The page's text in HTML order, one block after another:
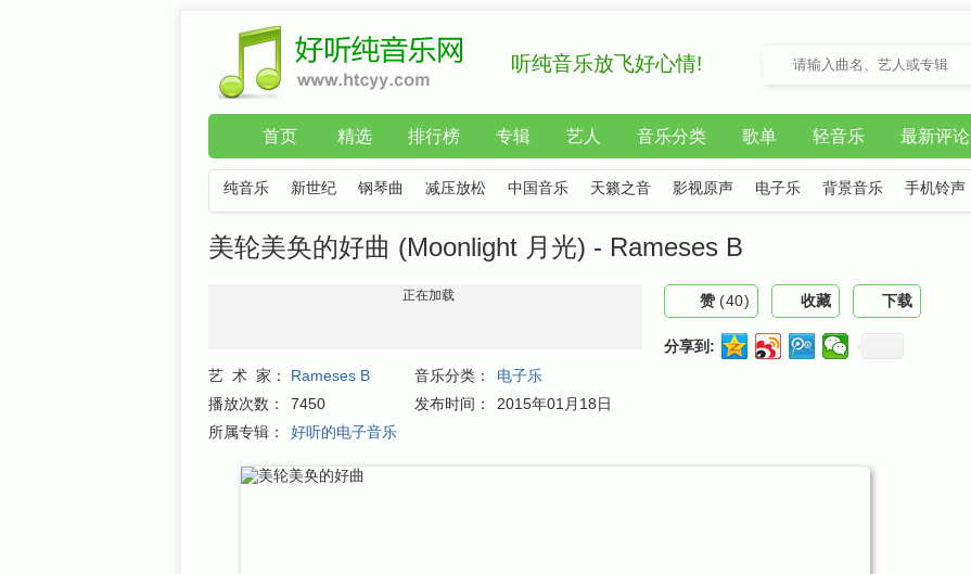
听纯音乐放飞好心情!
首页 精选 排行榜 专辑 艺人 音乐分类 歌单 轻音乐 最新评论
纯音乐 新世纪 钢琴曲 减压放松 中国音乐 天籁之音 影视原声 电子乐 背景音乐 手机铃声
美轮美奂的好曲 (Moonlight 月光) - Rameses B
正在加载
艺 术 家： Rameses B 音乐分类：
电子乐
播放次数：
7450 发布时间：
2015年01月18日
所属专辑：
好听的电子音乐
赞 (40) 收藏 下载
分享到: